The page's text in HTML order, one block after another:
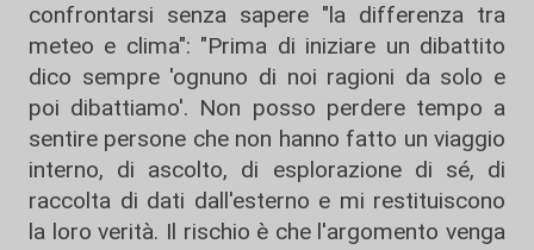
confrontarsi senza sapere "la differenza tra
meteo e clima": "Prima di iniziare un dibattito
dico sempre 'ognuno di noi ragioni da solo e
poi dibattiamo'. Non posso perdere tempo a
sentire persone che non hanno fatto un viaggio
interno, di ascolto, di esplorazione di sé, di
raccolta di dati dall'esterno e mi restituiscono
la loro verità. Il rischio è che l'argomento venga